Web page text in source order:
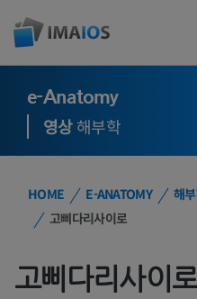
e-Anatomy
영상해부학
HOME E-ANATOMY 해
고삐다리사이로
고삐다리사이로